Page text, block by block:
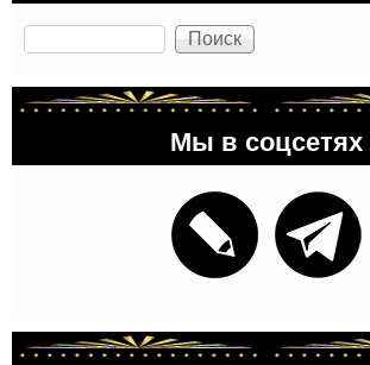
Поиск
Мы в соцсетях